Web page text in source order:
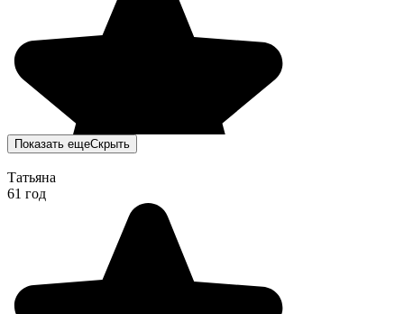
Показать ещеСкрыть
Татьяна
61 год